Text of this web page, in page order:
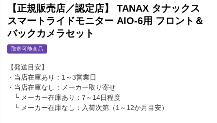
【正規販売店／認定店】 TANAX タナックス
スマートライドモニター AIO-6用 フロント＆
バックカメラセット
取寄可能商品
【発送目安】
・当店在庫あり：1～3営業日
・当店在庫なし：メーカー取り寄せ
└ メーカー在庫あり：7～14日程度
└ メーカー在庫なし：入荷次第（1～12か月目安）